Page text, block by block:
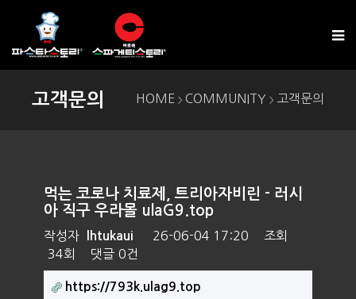
고객문의 HOME > COMMUNITY > 고객문의
먹는 코로나 치료제, 트리아자비린 - 러시
아 직구 우라몰 ulaG9.top
작성자 lhtukaui 26-06-04 17:20
조회
34회
댓글 0건
https://793k.ulag9.top